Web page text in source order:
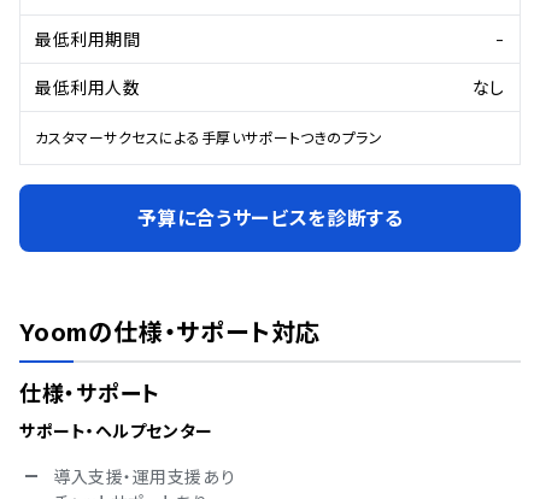
最低利用期間 -
最低利用人数 なし
カスタマーサクセスによる手厚いサポートつきのプラン
予算に合うサービスを診断する
Yoomの仕様・サポート対応
仕様・サポート
サポート・ヘルプセンター
導入支援・運用支援あり